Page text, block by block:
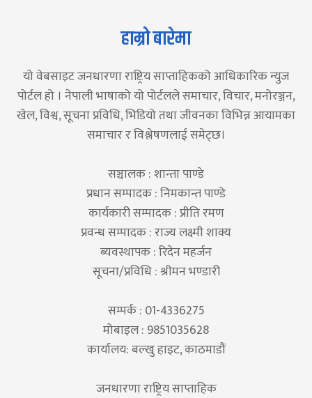
हाम्रो बारेमा
यो वेबसाइट जनधारणा राष्ट्रिय साप्ताहिकको आधिकारिक न्युज
पोर्टल हो । नेपाली भाषाको यो पोर्टलले समाचार, विचार, मनोरञ्जन,
खेल, विश्व, सूचना प्रविधि, भिडियो तथा जीवनका विभिन्न आयामका
समाचार र विश्लेषणलाई समेट्छ।
सञ्चालक : शान्ता पाण्डे
प्रधान सम्पादक : निमकान्त पाण्डे
कार्यकारी सम्पादक : प्रीति रमण
प्रवन्ध सम्पादक : राज्य लक्ष्मी शाक्य
ब्यवस्थापक : रिदेन महर्जन
सूचना/प्रविधि : श्रीमन भण्डारी
सम्पर्क : 01-4336275
मोबाइल : 9851035628
कार्यालय: बल्खु हाइट, काठमाडौं
जनधारणा राष्ट्रिय साप्ताहिक